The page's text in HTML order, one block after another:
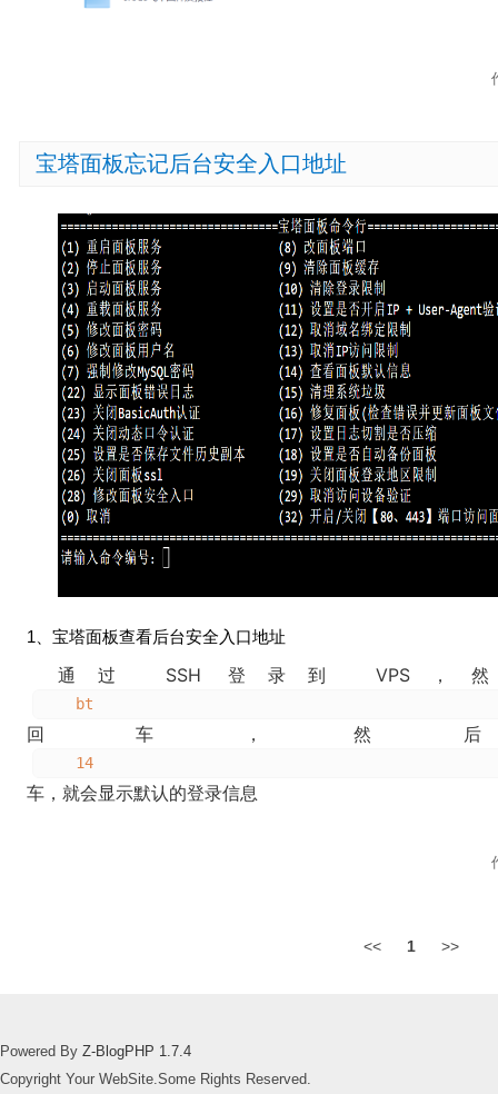
宝塔面板忘记后台安全入口地址
1、宝塔面板查看后台安全入口地址
通过 SSH 登录到 VPS，
bt
回车，然
14
车，就会显示默认的登录信息
<< 1 >>
Powered By Z-BlogPHP 1.7.4
Copyright Your WebSite.Some Rights Reserved.